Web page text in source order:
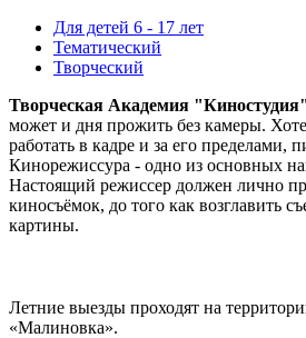
Для детей 6 - 17 лет
Тематический
Творческий
Творческая Академия "Киностудия"
может и дня прожить без камеры.
работать в кадре и за его пределами,
Кинорежиссура - одно из основных
Настоящий режиссер должен лично
киносъёмок, до того как возглавить
картины.
Летние выезды проходят на
«Малиновка».